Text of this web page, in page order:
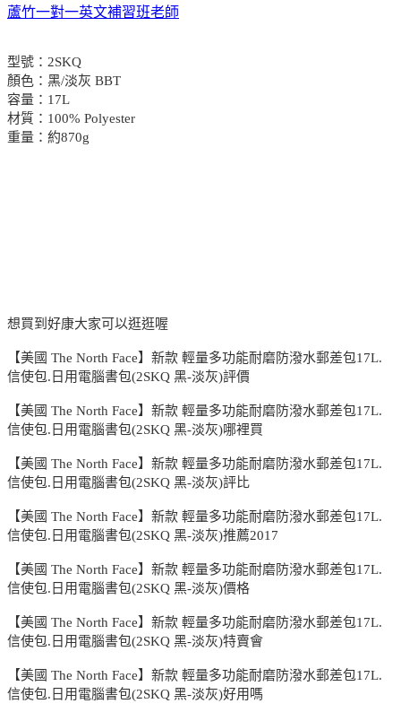
蘆竹一對一英文補習班老師
型號：2SKQ
顏色：黑/淡灰 BBT
容量：17L
材質：100% Polyester
重量：約870g
想買到好康大家可以逛逛喔
【美國 The North Face】新款 輕量多功能耐磨防潑水郵差包17L.
信使包.日用電腦書包(2SKQ 黑-淡灰)評價
【美國 The North Face】新款 輕量多功能耐磨防潑水郵差包17L.
信使包.日用電腦書包(2SKQ 黑-淡灰)哪裡買
【美國 The North Face】新款 輕量多功能耐磨防潑水郵差包17L.
信使包.日用電腦書包(2SKQ 黑-淡灰)評比
【美國 The North Face】新款 輕量多功能耐磨防潑水郵差包17L.
信使包.日用電腦書包(2SKQ 黑-淡灰)推薦2017
【美國 The North Face】新款 輕量多功能耐磨防潑水郵差包17L.
信使包.日用電腦書包(2SKQ 黑-淡灰)價格
【美國 The North Face】新款 輕量多功能耐磨防潑水郵差包17L.
信使包.日用電腦書包(2SKQ 黑-淡灰)特賣會
【美國 The North Face】新款 輕量多功能耐磨防潑水郵差包17L.
信使包.日用電腦書包(2SKQ 黑-淡灰)好用嗎